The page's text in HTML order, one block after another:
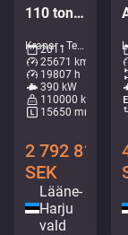
110 ton / MAIN BOOM 53 m / MOST ENGINE HOURS FROM IDLE / GOOD WORKING CONDITION
Kranar - Terrängkranare • M106-9664
2011
25671 km
19807 h
390 kW
110000 kg
15650 mm
2 792 816
SEK
Lääne-
Harju
vald